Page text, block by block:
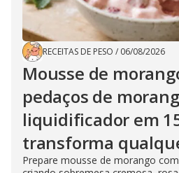
RECEITAS DE PESO / 06/08/2026
Mousse de
pedaços de
liquidificador em
transforma
Prepare mousse de morango